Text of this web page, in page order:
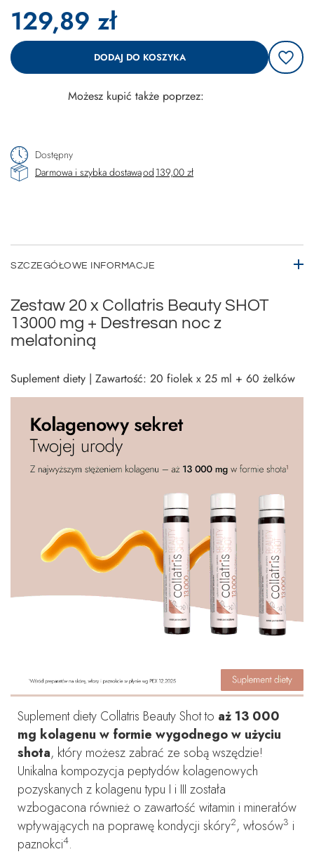
129,89 zł
DODAJ DO KOSZYKA
Możesz kupić także poprzez:
Dostępny
Darmowa i szybka dostawaod 139,00 zł
SZCZEGÓŁOWE INFORMACJE
Zestaw 20 x Collatris Beauty SHOT
13000 mg + Destresan noc z
melatoniną
Suplement diety | Zawartość: 20 fiolek x 25 ml + 60 żelków
Suplement diety Collatris Beauty Shot to aż 13 000
mg kolagenu w formie wygodnego w użyciu
shota, który możesz zabrać ze sobą wszędzie!
Unikalna kompozycja peptydów kolagenowych
pozyskanych z kolagenu typu I i III została
wzbogacona również o zawartość witamin i minerałów
wpływających na poprawę kondycji skóry2, włosów3 i
paznokci4.